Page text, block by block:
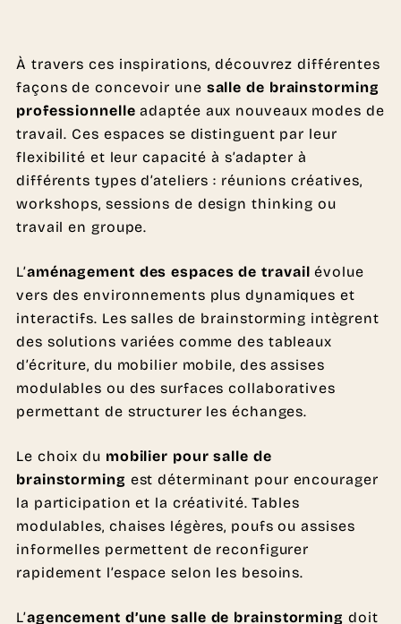
À travers ces inspirations, découvrez différentes
façons de concevoir une salle de brainstorming
professionnelle adaptée aux nouveaux modes de
travail. Ces espaces se distinguent par leur
flexibilité et leur capacité à s’adapter à
différents types d’ateliers : réunions créatives,
workshops, sessions de design thinking ou
travail en groupe.
L’aménagement des espaces de travail évolue
vers des environnements plus dynamiques et
interactifs. Les salles de brainstorming intègrent
des solutions variées comme des tableaux
d’écriture, du mobilier mobile, des assises
modulables ou des surfaces collaboratives
permettant de structurer les échanges.
Le choix du mobilier pour salle de
brainstorming est déterminant pour encourager
la participation et la créativité. Tables
modulables, chaises légères, poufs ou assises
informelles permettent de reconfigurer
rapidement l’espace selon les besoins.
L’agencement d’une salle de brainstorming doit